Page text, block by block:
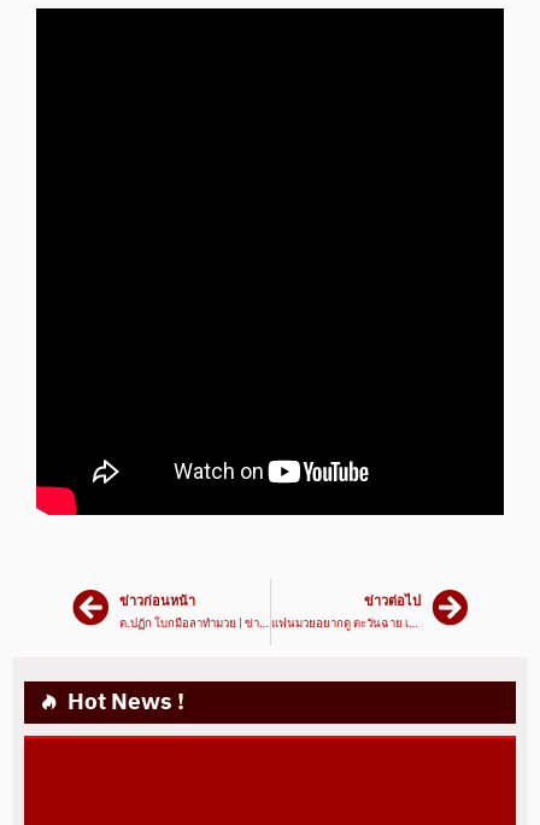
ข่าวก่อนหน้า
ต.ปฏัก โบกมือลาทำมวย | ข่าวเด็ด789 วันที่ 25/11/63 | มวยเด็ด789
ข่าวต่อไป
แฟนมวยอยากดู ตะวันฉาย เสมาเพชร​ | ข่าวเด็ด789 วันที่ 02/12/63 | มวยเด็ด789
Hot News !